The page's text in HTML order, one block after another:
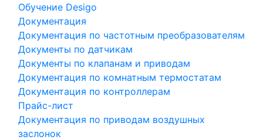
Обучение Desigo
Документация
Документация по частотным преобразователям
Документы по датчикам
Документы по клапанам и приводам
Документация по комнатным термостатам
Документация по контроллерам
Прайс-лист
Документация по приводам воздушных
заслонок